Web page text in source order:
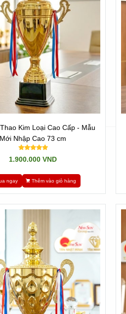
Kim Loại Cao Cấp - Mẫu
Mới Nhập Cao 73 cm
1.900.000 VND
ngay Thêm vào giỏ hàng